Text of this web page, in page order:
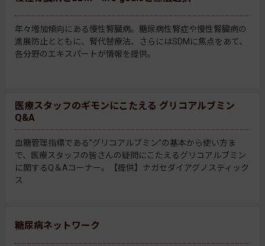
年々増加傾向にある慢性腎臓病。糖尿病性腎症や慢性腎臓病の
進展防止とともに、腎代替療法、さらにはSDMに焦点をあて、
各分野のエキスパートが情報を提供。
医療スタッフのギモンにこたえる グリコアルブミン
Q&A
血糖管理指標である”グリコアルブミン”の基本から使い方ま
で、医療スタッフの皆さんの疑問にこたえるグリコアルブミン
に関するQ＆Aコーナー。【提供】ナガセダイアグノスティック
ス
糖尿病ネットワーク